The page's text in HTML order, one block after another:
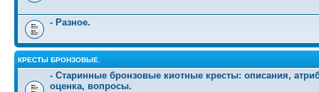
- Разное.
КРЕСТЫ БРОНЗОВЫЕ.
- Старинные бронзовые киотные кресты: описания,
оценка, вопросы.